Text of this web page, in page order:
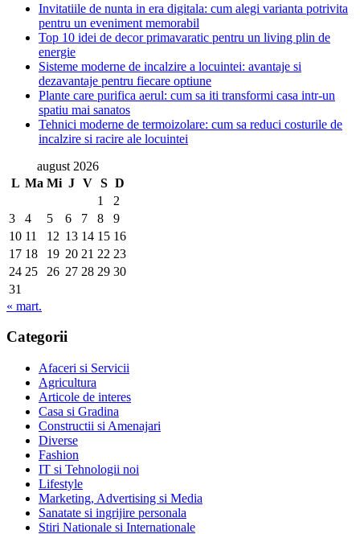
Invitatiile de nunta in era digitala: cum alegi varianta potrivita
pentru un eveniment memorabil
Top 10 idei de decor primavaratic pentru un living plin de
energie
Sisteme moderne de incalzire a locuintei: avantaje si
dezavantaje pentru fiecare optiune
Plante care purifica aerul: cum sa iti transformi casa intr-un
spatiu mai sanatos
Tehnici moderne de termoizolare: cum sa reduci costurile de
incalzire si racire ale locuintei
august 2026
L Ma Mi J V S D
1
2
3
4 5 6 7 8
9
10 11 12 13 14 15 16
17 18 19 20 21 22 23
24 25 26 27 28 29 30
31
« mart.
Categorii
Afaceri si Servicii
Agricultura
Articole de interes
Casa si Gradina
Constructii si Amenajari
Diverse
Fashion
IT si Tehnologii noi
Lifestyle
Marketing, Advertising si Media
Sanatate si ingrijire personala
Stiri Nationale si Internationale